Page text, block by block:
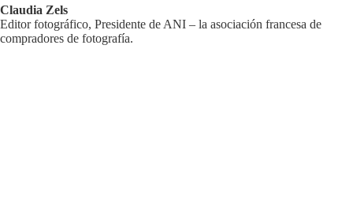
Claudia Zels
Editor fotográfico, Presidente de ANI – la asociación francesa de
compradores de fotografía.